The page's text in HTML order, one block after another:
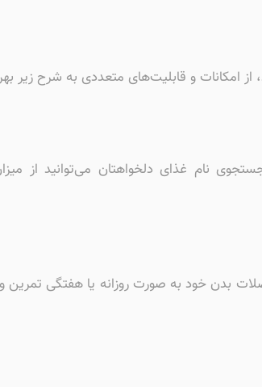
از امکانات و قابلیت‌های متعددی به شرح زیر
نام غذای دلخواهتان می‌توانید از
عضلات بدن خود به صورت روزانه یا هفتگی